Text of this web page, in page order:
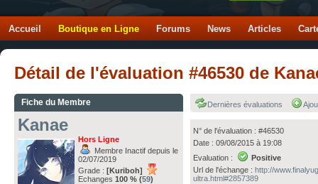
Accueil Boutique en Ligne Forums News Articles
Détail de l'évaluation #46530 de
Fiche du Membre
Kanae
Hors Ligne
Membre Inactif depuis le
02/07/2019
Grade : [Kuriboh]
Echanges 100 % (59)
Dernières évaluations
N° de l'évaluation : #46530
Date : 09/08/2015 à 19:08
Evaluation :
Positive
Url de l'échange :http://
ultra.html#2857389